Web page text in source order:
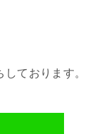
ております。